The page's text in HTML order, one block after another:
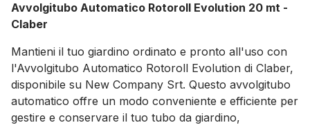
Avvolgitubo Automatico Rotoroll Evolution 20 mt -
Claber
Mantieni il tuo giardino ordinato e pronto all'uso con
l'Avvolgitubo Automatico Rotoroll Evolution di Claber,
disponibile su New Company Srt. Questo avvolgitubo
automatico offre un modo conveniente e efficiente per
gestire e conservare il tuo tubo da giardino,